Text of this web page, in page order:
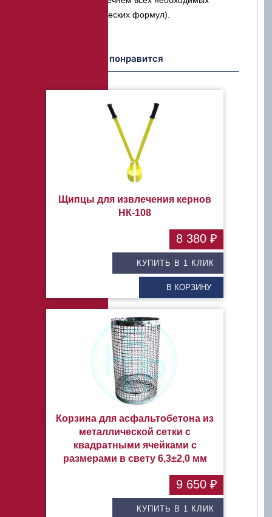
физико-математических формул).
Возможно Вам понравится
Щипцы для извлечения кернов
НК-108
КУПИТЬ В 1 КЛИК
В КОРЗИНУ
8 380 ₽
Корзина для асфальтобетона из
металлической сетки с
квадратными ячейками с
размерами в свету 6,3±2,0 мм
КУПИТЬ В 1 КЛИК
9 650 ₽